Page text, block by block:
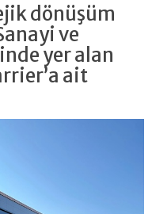
dönüşüm
ve
yer alan
ait